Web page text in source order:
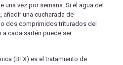
una vez por semana. Si el agua del
una cucharada de
dos comprimidos triturados del
cada sartén puede ser
(BTX) es el tratamiento de